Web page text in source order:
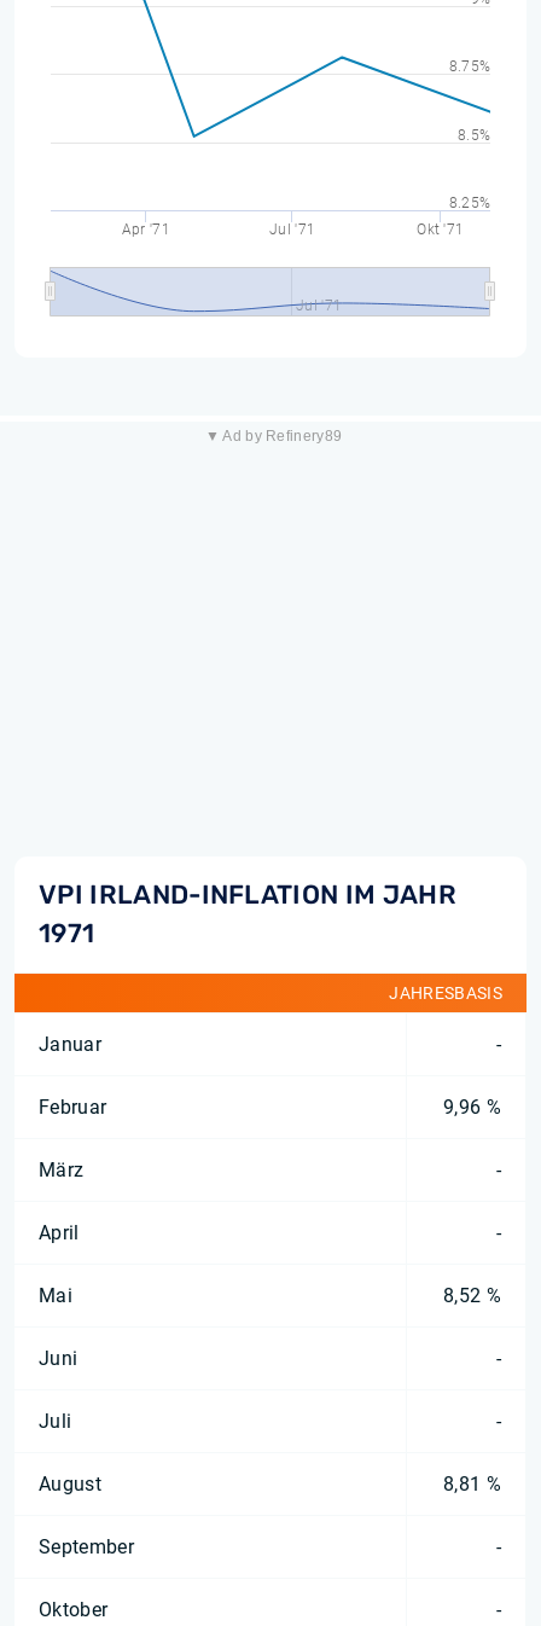
Apr '71 Jul '71 Okt '71
Jul '71
8.25%
8.5%
8.75%
▼ Ad by Refinery89
VPI IRLAND-INFLATION IM JAHR
1971
JAHRESBASIS
Januar -
Februar 9,96 %
März -
April -
Mai 8,52 %
Juni -
Juli -
August 8,81 %
September -
Oktober -